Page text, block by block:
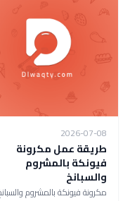
2026-07-08
طريقة عمل مكرونة
فيونكة بالمشروم
والسبانخ
مكرونة فيونكة بالمشروم